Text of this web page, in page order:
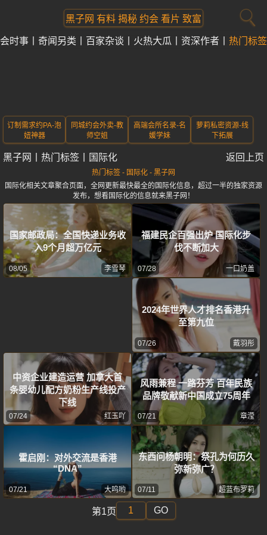
黑子网 有料 揭秘 约会 看片 致富
时事 奇闻另类 百家杂谈 火热大瓜 资深作者 热门标签
订制需求约PA-泡
妞神器
同城约会外卖-教
师空姐
高端会所名录-名
媛学妹
萝莉私密资源-线
下拓展
黑子网 热门标签 国际化 返回上页
热门标签 - 国际化 - 黑子网
国际化相关文章聚合页面，全网更新最快最全的国际化信息，超过一半的独家资源
发布，想看国际化的信息就来黑子网！
国家邮政局：全国快递业务收
入9个月超万亿元
08/05 李雪琴
福建民企百强出炉 国际化步
伐不断加大
07/28 一口奶盖
2024年世界人才排名香港升
至第九位
07/26 戴羽彤
中资企业建造运营 加拿大首
条婴幼儿配方奶粉生产线投产
下线
07/24 红玉吖
风雨兼程 一路芬芳 百年民族
品牌敬献新中国成立75周年
07/21 章滢
霍启刚：对外交流是香港
“DNA”
07/21 大呜哟
东西问杨朝明：祭孔为何历久
弥新弥广？
07/11 超蓝布罗莉
第1页 GO